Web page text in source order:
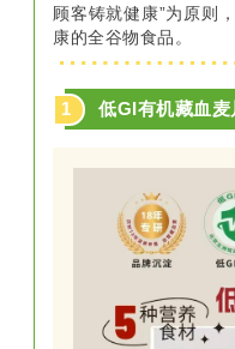
顾客铸就健康”为原则
康的全谷物食品。
1 低GI有机藏血麦